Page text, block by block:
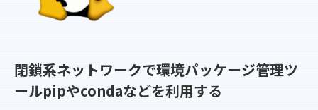
閉鎖系ネットワークで環境パッケージ管理ツ
ールpipやcondaなどを利用する